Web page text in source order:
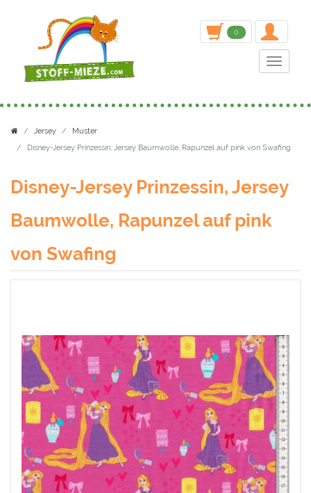
0
Toggle
Jersey
Muster
Disney-Jersey Prinzessin, Jersey Baumwolle, Rapunzel auf pink von Swafing
Disney-Jersey Prinzessin, Jersey
Baumwolle, Rapunzel auf pink
von Swafing